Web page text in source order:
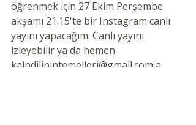
öğrenmek için 27 Ekim Perşembe
akşamı 21.15'te bir Instagram canlı
yayını yapacağım. Canlı yayını
izleyebilir ya da hemen
kalpdilinintemelleri@gmail.com'a